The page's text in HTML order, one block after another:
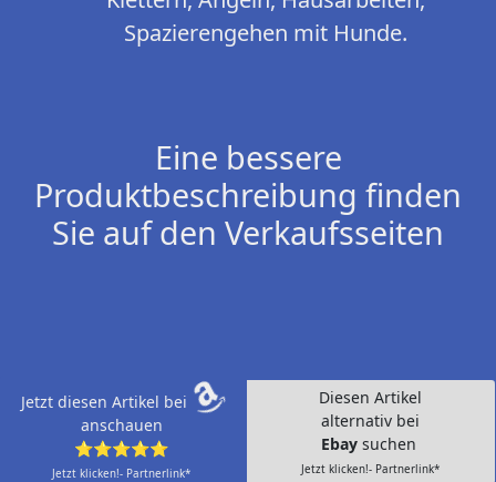
Spazierengehen mit Hunde.
Eine bessere
Produktbeschreibung finden
Sie auf den Verkaufsseiten
Jetzt diesen Artikel bei
anschauen
⭐⭐⭐⭐⭐
Jetzt klicken!- Partnerlink*
Diesen Artikel
alternativ bei
Ebay suchen
Jetzt klicken!- Partnerlink*